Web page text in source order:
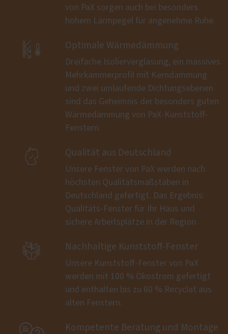
von PaX sorgen auch bei besonders
hohem Lärmpegel für angenehme Ruhe.
 Optimale Wärmedämmung
Dreifache Isolierverglasung, ein massives
Mehrkammerprofil mit Kerndämmung
und zwei umlaufende Dichtungsebenen
sind das Geheimnis der besonders guten
Wärmedämmung von PaX-Kunststoff-
Fenstern.
 Qualität aus Deutschland
Unsere Fenster von PaX werden nach
höchsten Qualitätsmaßstäben in
Deutschland gefertigt. Das Ergebnis:
Qualitäts-Fenster für Ihr Haus und
sichere Arbeitsplätze in der Region.
 Nachhaltige Kunststoff-Fenster
Unsere Kunststoff-Fenster von PaX
werden mit 100 % Ökostrom gefertigt
und enthalten bis zu 60 % Recyclat aus
alten Fenstern.
Kompetente Beratung und Montage